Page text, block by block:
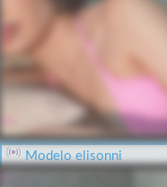
Modelo elisonni